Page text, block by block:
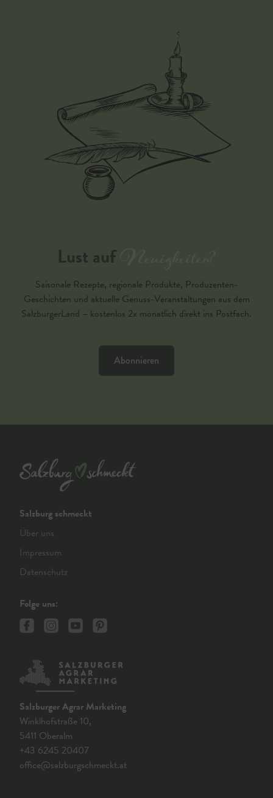
Lust aufNeuigkeiten?
Saisonale Rezepte, regionale Produkte, Produzenten-
Geschichten und aktuelle Genuss-Veranstaltungen aus dem
SalzburgerLand – kostenlos 2x monatlich direkt ins Postfach.
Abonnieren
Salzburg schmeckt
Über uns
Impressum
Datenschutz
Folge uns:
Salzburger Agrar Marketing
Winklhofstraße 10,
5411 Oberalm
+43 6245 20407
office@salzburgschmeckt.at